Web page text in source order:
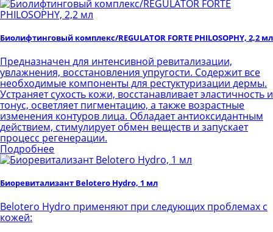
Биолифтинговый комплекс/REGULATOR FORTE PHILOSOPHY, 2,2 мл
Предназначен для интенсивной ревитализации,
увлажнения, восстановления упругости. Содержит все
необходимые компоненты для рестуктуризации дермы.
Устраняет сухость кожи, восстанавливает эластичность и
тонус, осветляет пигментацию, а также возрастные
изменения контуров лица. Обладает антиоксидантным
действием, стимулирует обмен веществ и запускает
процесс регенерации.
Подробнее
Биоревитализант Belotero Hydro, 1 мл
Belotero Hydro применяют при следующих проблемах с
кожей: